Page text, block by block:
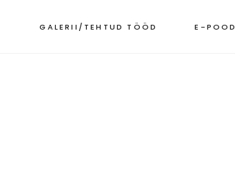
GALERII/TEHTUD TÖÖD E-POOD